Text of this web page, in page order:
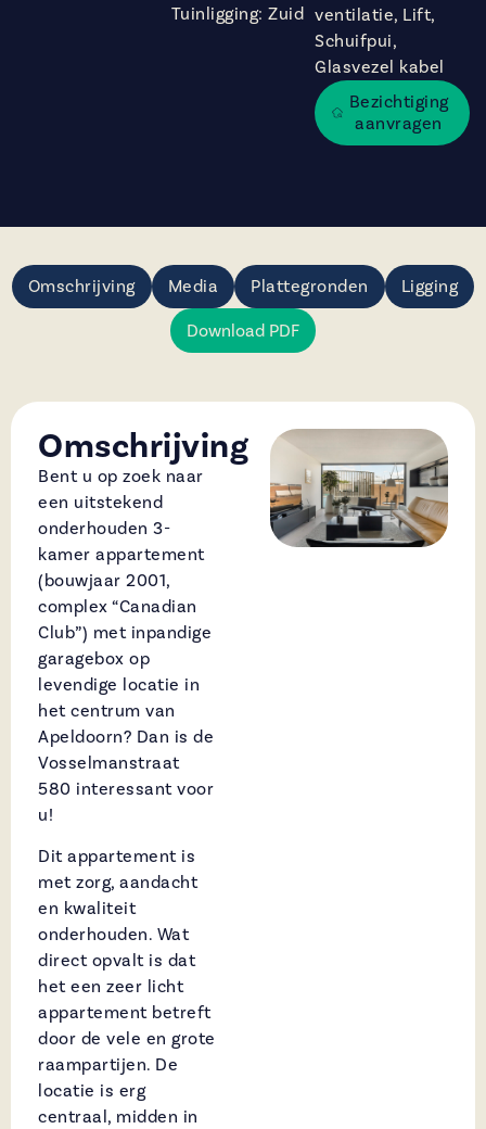
Tuinligging: Zuid ventilatie, Lift,
Schuifpui,
Glasvezel kabel
Bezichtiging
aanvragen
Omschrijving Media Plattegronden Ligging
Download PDF
Omschrijving
Bent u op zoek naar
een uitstekend
onderhouden 3-
kamer appartement
(bouwjaar 2001,
complex “Canadian
Club”) met inpandige
garagebox op
levendige locatie in
het centrum van
Apeldoorn? Dan is de
Vosselmanstraat
580 interessant voor
u!
Dit appartement is
met zorg, aandacht
en kwaliteit
onderhouden. Wat
direct opvalt is dat
het een zeer licht
appartement betreft
door de vele en grote
raampartijen. De
locatie is erg
centraal, midden in